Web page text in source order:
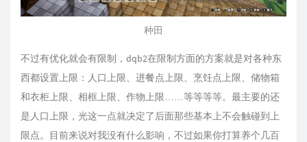
种田
不过有优化就会有限制，dqb2在限制方面的方案就是对各种东
西都设置上限：人口上限、进餐点上限、烹饪点上限、储物箱
和衣柜上限、相框上限、作物上限……等等等等。最主要的还
是人口上限，光这一点就决定了后面那些基本上不会触碰到上
限点。目前来说对我没有什么影响，不过如果你打算养个几百